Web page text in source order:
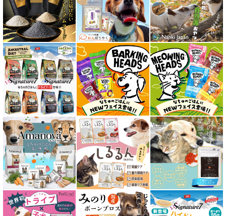
愛猫用ウェット300円以下コーナー
全年齢対応 フード for CAT
キトン用 フード for CAT
成猫用 フード for CAT
シニア猫用 フード for CAT
皮膚・被毛ケア対応 フード for CAT
食物アレルギー対応キャットフード
腎臓ケア対応キャットフード